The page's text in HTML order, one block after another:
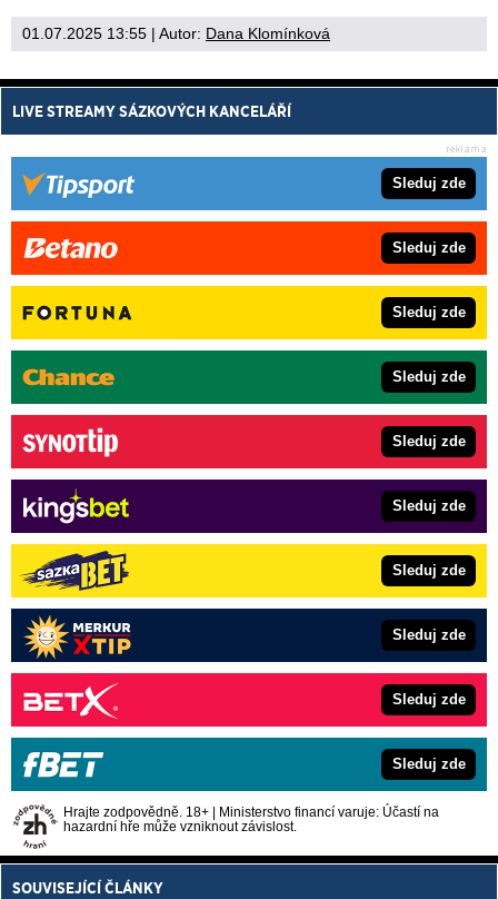
01.07.2025 13:55 | Autor: Dana Klomínková
LIVE STREAMY SÁZKOVÝCH KANCELÁŘÍ
Sleduj zde
Sleduj zde
Sleduj zde
Sleduj zde
Sleduj zde
Sleduj zde
Sleduj zde
Sleduj zde
Sleduj zde
Sleduj zde
Hrajte zodpovědně. 18+ | Ministerstvo financí varuje: Účastí na
hazardní hře může vzniknout závislost.
SOUVISEJÍCÍ ČLÁNKY